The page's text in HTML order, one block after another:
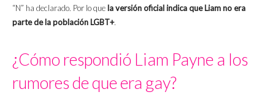
“N” ha declarado. Por lo que la versión oficial indica que Liam no era
parte de la población LGBT+.
¿Cómo respondió Liam Payne a los
rumores de que era gay?